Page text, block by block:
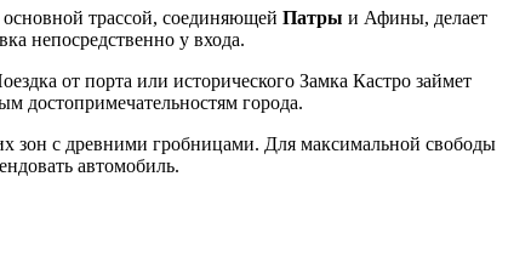
трассой, соединяющей Патры и Афины, делает
непосредственно у входа.
от порта или исторического Замка Кастро займет
достопримечательностям города.
зон с древними гробницами. Для максимальной свободы
автомобиль.